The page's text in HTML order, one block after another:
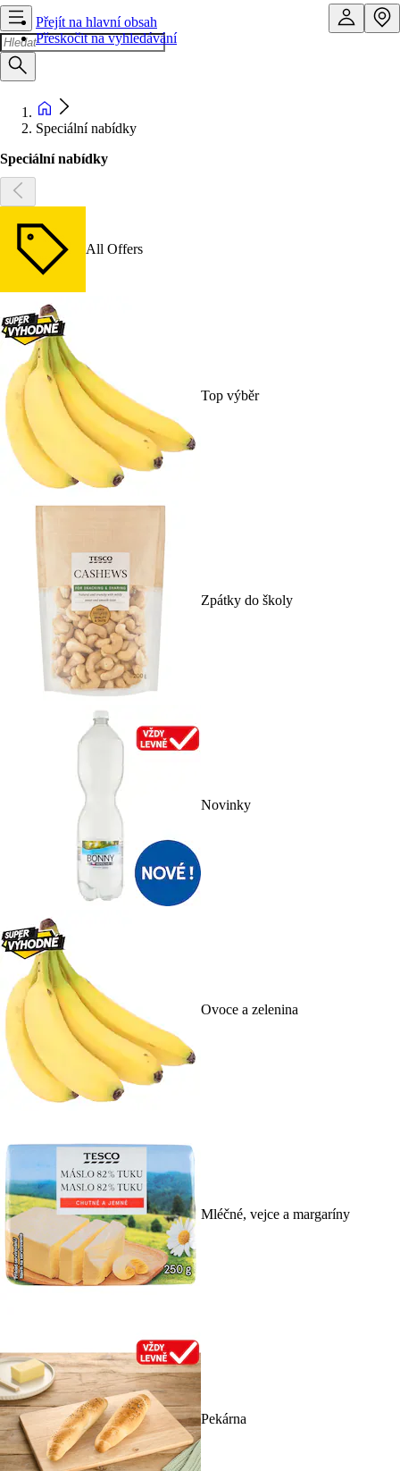
Přejít na hlavní obsah
Přeskočit na vyhledávání
Speciální nabídky
Speciální nabídky
All Offers
Top výběr
Zpátky do školy
Novinky
Ovoce a zelenina
Mléčné, vejce a margaríny
Pekárna